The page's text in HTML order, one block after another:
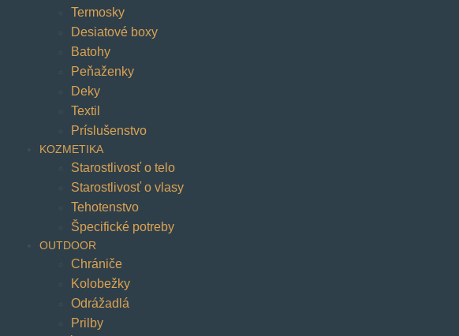
Termosky
Desiatové boxy
Batohy
Peňaženky
Deky
Textil
Príslušenstvo
KOZMETIKA
Starostlivosť o telo
Starostlivosť o vlasy
Tehotenstvo
Špecifické potreby
OUTDOOR
Chrániče
Kolobežky
Odrážadlá
Prilby